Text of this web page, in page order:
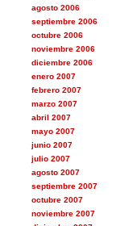
agosto 2006
septiembre 2006
octubre 2006
noviembre 2006
diciembre 2006
enero 2007
febrero 2007
marzo 2007
abril 2007
mayo 2007
junio 2007
julio 2007
agosto 2007
septiembre 2007
octubre 2007
noviembre 2007